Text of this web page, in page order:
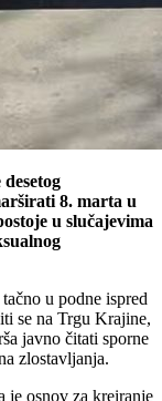
8. marta u
u slučajevima
u podne ispred
se na Trgu Krajine,
javno čitati sporne
zlostavljanja.
osnov za kreiranje